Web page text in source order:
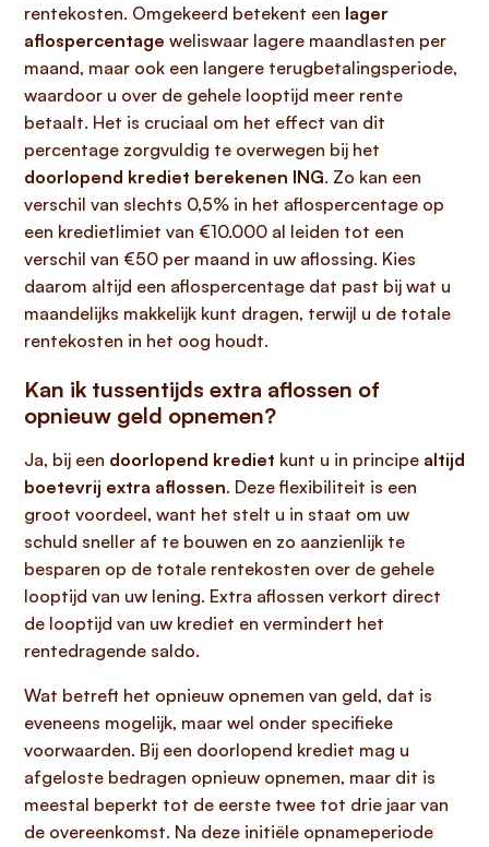
rentekosten. Omgekeerd betekent een lager
aflospercentage weliswaar lagere maandlasten per
maand, maar ook een langere terugbetalingsperiode,
waardoor u over de gehele looptijd meer rente
betaalt. Het is cruciaal om het effect van dit
percentage zorgvuldig te overwegen bij het
doorlopend krediet berekenen ING. Zo kan een
verschil van slechts 0,5% in het aflospercentage op
een kredietlimiet van €10.000 al leiden tot een
verschil van €50 per maand in uw aflossing. Kies
daarom altijd een aflospercentage dat past bij wat u
maandelijks makkelijk kunt dragen, terwijl u de totale
rentekosten in het oog houdt.
Kan ik tussentijds extra aflossen of
opnieuw geld opnemen?
Ja, bij een doorlopend krediet kunt u in principe altijd
boetevrij extra aflossen. Deze flexibiliteit is een
groot voordeel, want het stelt u in staat om uw
schuld sneller af te bouwen en zo aanzienlijk te
besparen op de totale rentekosten over de gehele
looptijd van uw lening. Extra aflossen verkort direct
de looptijd van uw krediet en vermindert het
rentedragende saldo.
Wat betreft het opnieuw opnemen van geld, dat is
eveneens mogelijk, maar wel onder specifieke
voorwaarden. Bij een doorlopend krediet mag u
afgeloste bedragen opnieuw opnemen, maar dit is
meestal beperkt tot de eerste twee tot drie jaar van
de overeenkomst. Na deze initiële opnameperiode